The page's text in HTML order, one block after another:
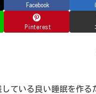
Facebook
Pinterest
ている良い睡眠を作る